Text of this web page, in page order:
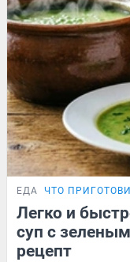
ЕДА ЧТО
Легко и
суп с
рецепт